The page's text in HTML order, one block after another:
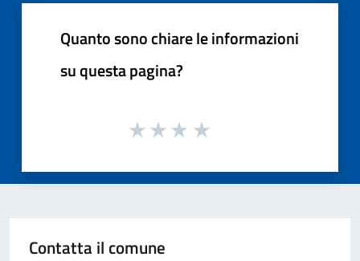
Quanto sono chiare le informazioni
su questa pagina?
Contatta il comune